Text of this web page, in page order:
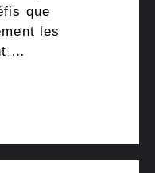
que
les
…